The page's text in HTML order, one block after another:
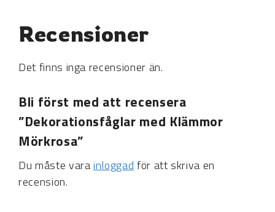
Recensioner
Det finns inga recensioner än.
Bli först med att recensera
”Dekorationsfåglar med Klämmor
Mörkrosa”
Du måste varainloggadför att skriva en
recension.